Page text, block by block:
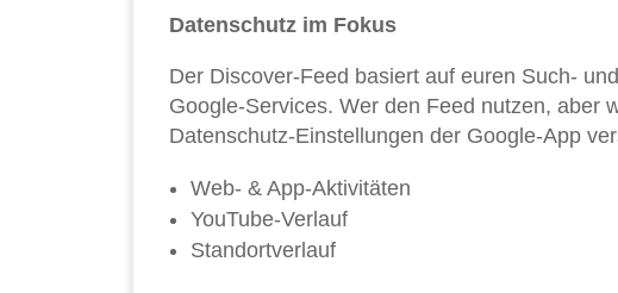
Datenschutz im Fokus
Der Discover-Feed basiert auf euren Such-
Google-Services. Wer den Feed nutzen, aber
Datenschutz-Einstellungen der Google-App
Web- & App-Aktivitäten
YouTube-Verlauf
Standortverlauf